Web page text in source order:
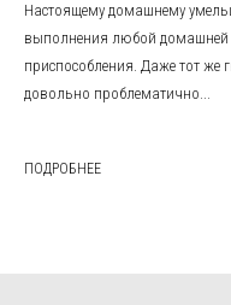
Настоящему домашнему
выполнения любой домашней
приспособления. Даже тот
довольно проблематично...
ПОДРОБНЕЕ